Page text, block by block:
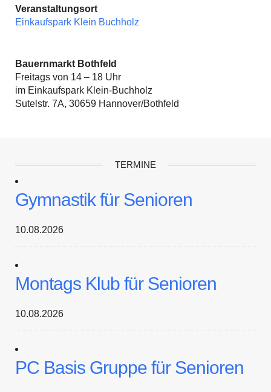
Veranstaltungsort
Einkaufspark Klein Buchholz
Bauernmarkt Bothfeld
Freitags von 14 – 18 Uhr
im Einkaufspark Klein-Buchholz
Sutelstr. 7A, 30659 Hannover/Bothfeld
TERMINE
Gymnastik für Senioren
10.08.2026
Montags Klub für Senioren
10.08.2026
PC Basis Gruppe für Senioren